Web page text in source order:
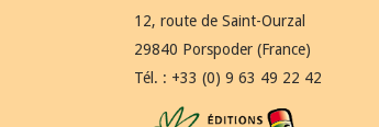
12, route de Saint-Ourzal
29840 Porspoder (France)
Tél. : +33 (0) 9 63 49 22 42